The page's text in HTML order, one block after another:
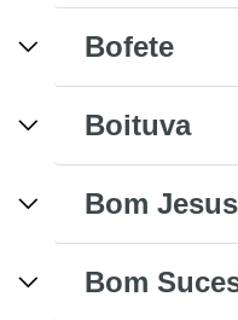
Bofete
Boituva
Bom
Bom